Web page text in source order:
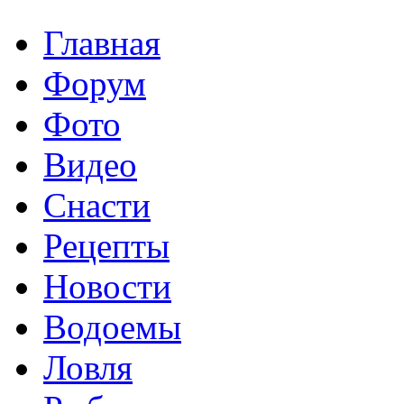
Главная
Форум
Фото
Видео
Снасти
Рецепты
Новости
Водоемы
Ловля